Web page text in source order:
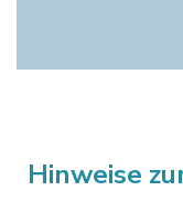
Hinweise